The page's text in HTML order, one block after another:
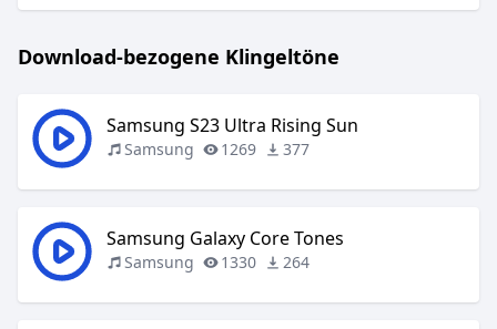
Download-bezogene Klingeltöne
Samsung S23 Ultra Rising Sun
Samsung 1269 377
Samsung Galaxy Core Tones
Samsung 1330 264